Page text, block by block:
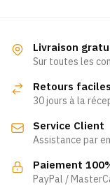
Les
sur
la
page
Livraison
Sur toutes les
Retours faciles
30 jours à la
Service Client
Assistance par
Paiement
PayPal /